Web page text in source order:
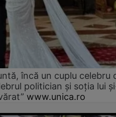
încă un cuplu celebru
politician și soția lui
www.unica.ro